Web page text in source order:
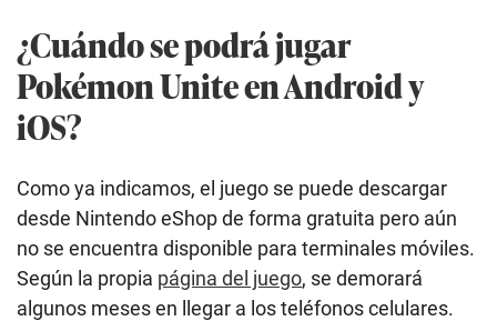
¿Cuándo se podrá jugar
Pokémon Unite en Android y
iOS?
Como ya indicamos, el juego se puede descargar
desde Nintendo eShop de forma gratuita pero aún
no se encuentra disponible para terminales móviles.
Según la propia página del juego, se demorará
algunos meses en llegar a los teléfonos celulares.